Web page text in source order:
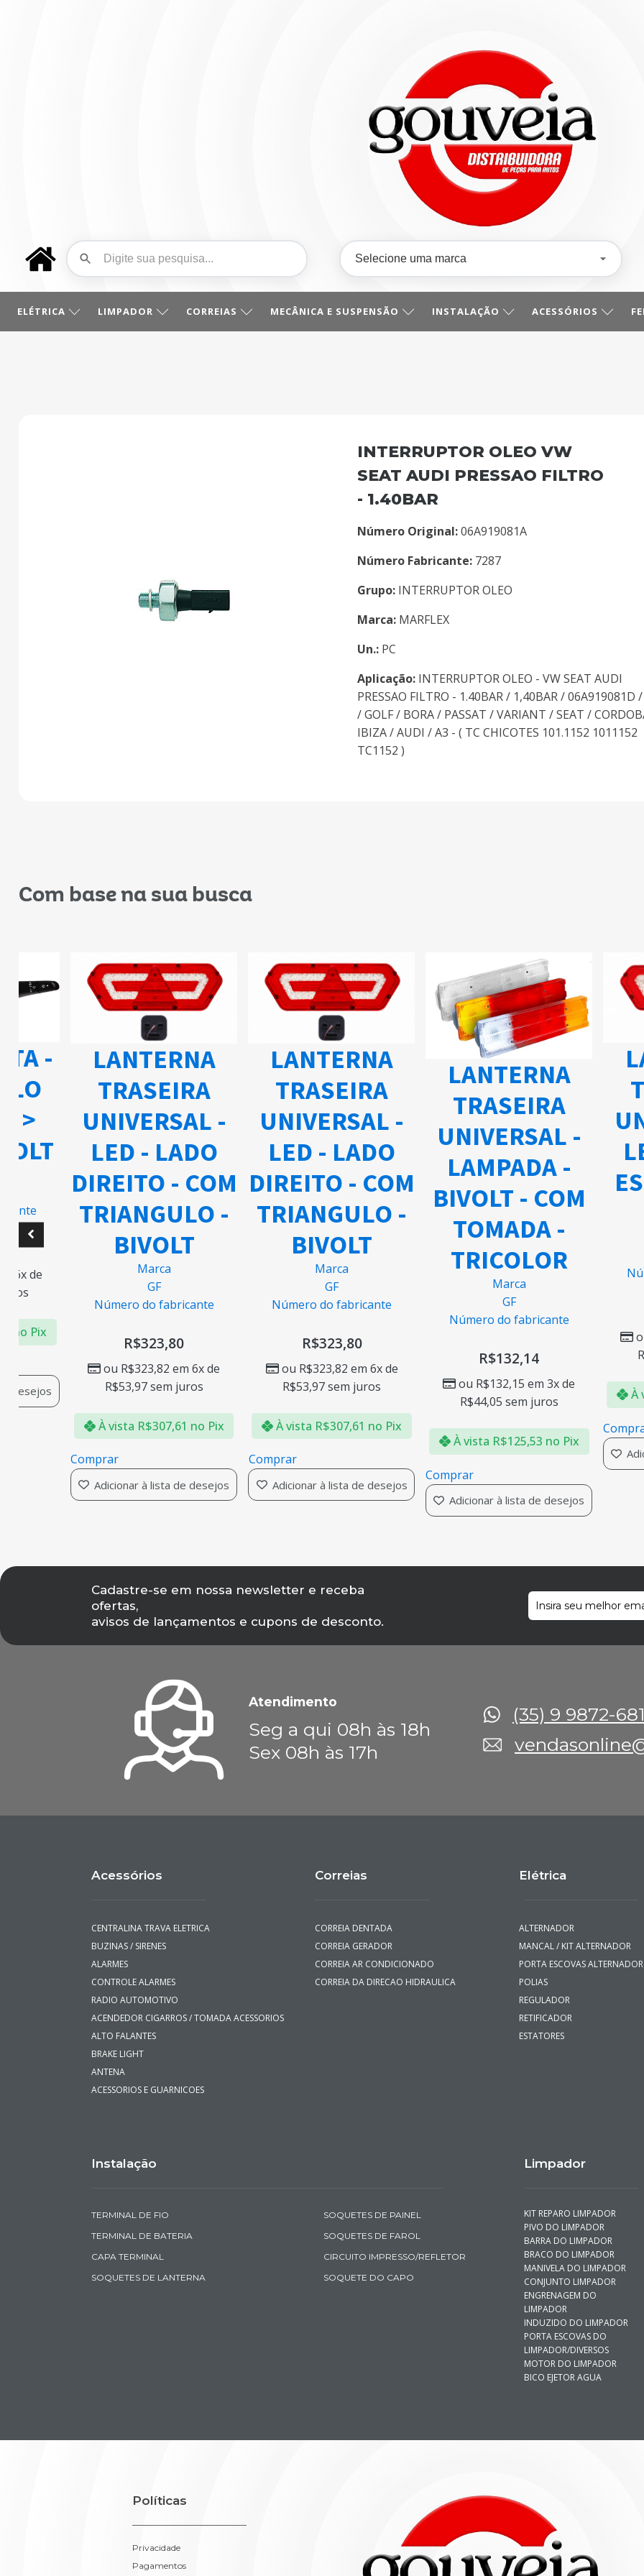
ELÉTRICA LIMPADOR CORREIAS MECÂNICA E SUSPENSÃO INSTALAÇÃO ACESSÓRIOS
INTERRUPTOR OLEO VW
SEAT AUDI PRESSAO FILTRO
- 1.40BAR
Número Original:06A919081A
Número Fabricante: 7287
Grupo: INTERRUPTOR OLEO
Marca: MARFLEX
Un.: PC
Aplicação: INTERRUPTOR OLEO - VW SEAT AUDI
PRESSAO FILTRO - 1.40BAR / 1,40BAR / 06A919081D
/ GOLF / BORA / PASSAT / VARIANT / SEAT /
IBIZA / AUDI / A3 - ( TC CHICOTES 101.1152 1011152
TC1152 )
Com base na sua busca
SETA -
>
fabricante
em 6x de
sem juros
842,79
lista de desejos
LANTERNA
TRASEIRA
UNIVERSAL -
LED - LADO
DIREITO - COM
TRIANGULO -
BIVOLT
Número do fabricante
R$323,80
ouR$ 323,82em 6x de
R$53,97sem juros
À vistaR$ 307,61
Comprar
Adicionar à lista de desejos
LANTERNA
TRASEIRA
UNIVERSAL -
LED - LADO
DIREITO - COM
TRIANGULO -
BIVOLT
Número do fabricante
R$323,80
ouR$ 323,82em 6x de
R$53,97sem juros
À vistaR$ 307,61 no Pix
Comprar
Adicionar à lista de desejos
LANTERNA
TRASEIRA
UNIVERSAL -
LAMPADA -
BIVOLT - COM
TOMADA -
TRICOLOR
Número do fabricante
R$132,14
ouR$ 132,15em 3x de
R$44,05sem juros
À vistaR$ 125,53 no Pix
Comprar
Adicionar à lista de desejos
ofertas,
Seg a qui 08h às 18h
Sex 08h às 17h
(35) 9 9872-
Acessórios
BUZINAS / SIRENES
RADIO AUTOMOTIVO
ANTENA
MANCAL / KIT ALTERNADOR
REGULADOR
RETIFICADOR
ESTATORES
Limpador
PIVO DO LIMPADOR
ENGRENAGEM DO
LIMPADOR
INDUZIDO DO LIMPADOR
PORTA ESCOVAS DO
LIMPADOR/DIVERSOS